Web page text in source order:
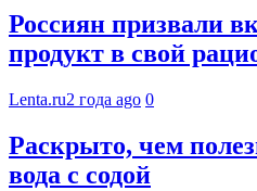
Россиян призвали
продукт в свой
Lenta.ru2 года ago 0
Раскрыто, чем
вода с содой